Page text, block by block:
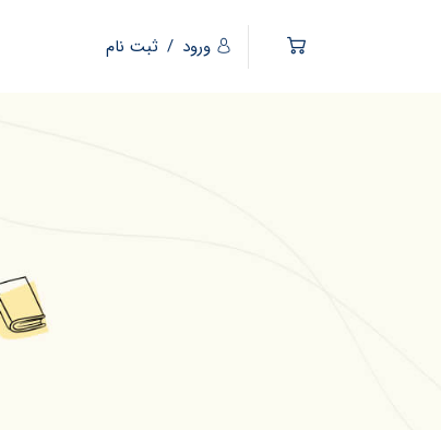
ورود / ثبت نام